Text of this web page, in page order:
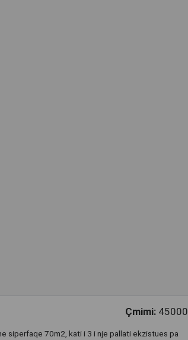
Çmimi:
siperfaqe 70m2, kati i 3 i nje pallati ekzistues pa